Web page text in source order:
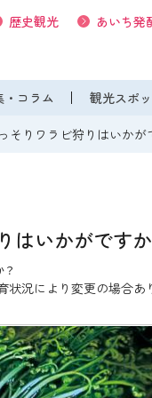
・コラム 観光スポ
歴史観光 あいち発
そりワラビ狩りはいかが
はいかがです
状況により変更の場合あ